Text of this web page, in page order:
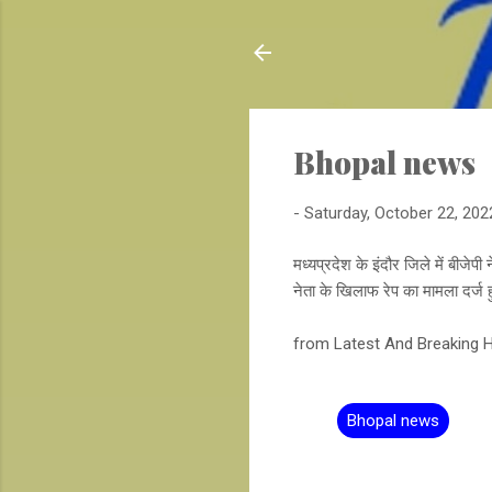
Bhopal news
- Saturday, October 22,
मध्यप्रदेश के इंदौर जिले में बीजेपी
नेता के खिलाफ रेप का मामला
from Latest And Breaking
Bhopal news